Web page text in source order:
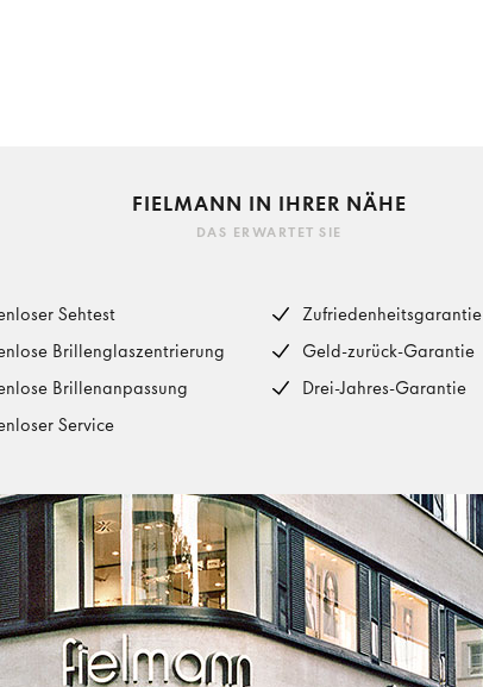
FIELMANN IN IHRER NÄHE
DAS ERWARTET SIE
Sehtest
Brillenglaszentrierung
Brillenanpassung
Service
Zufriedenheitsgarantie
Geld-zurück-Garantie
Drei-Jahres-Garantie